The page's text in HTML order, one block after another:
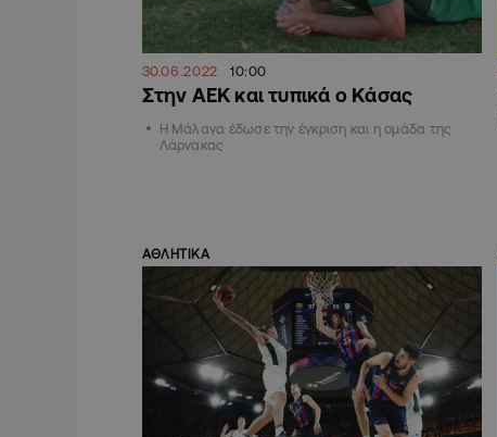
30.06.2022 10:00
Στην ΑΕΚ και τυπικά ο Κάσας
Η Μάλαγα έδωσε την έγκριση και η ομάδα της
Λάρνακας
ΑΘΛΗΤΙΚΑ